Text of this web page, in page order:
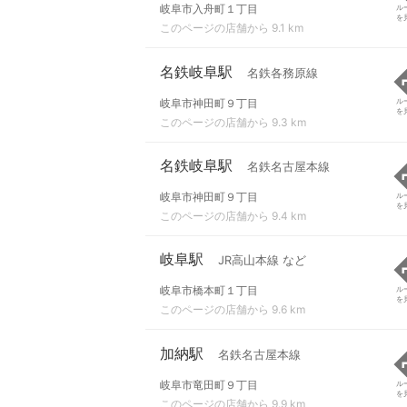
岐阜市入舟町１丁目
このページの店舗から 9.1 km
ル
を
名鉄岐阜駅 名鉄各務原線
岐阜市神田町９丁目
このページの店舗から 9.3 km
ル
を
名鉄岐阜駅 名鉄名古屋本線
岐阜市神田町９丁目
このページの店舗から 9.4 km
ル
を
岐阜駅 JR高山本線 など
岐阜市橋本町１丁目
このページの店舗から 9.6 km
ル
を
加納駅 名鉄名古屋本線
岐阜市竜田町９丁目
このページの店舗から 9.9 km
ル
を